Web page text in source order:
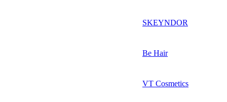
SKEYNDOR
Be Hair
VT Cosmetics